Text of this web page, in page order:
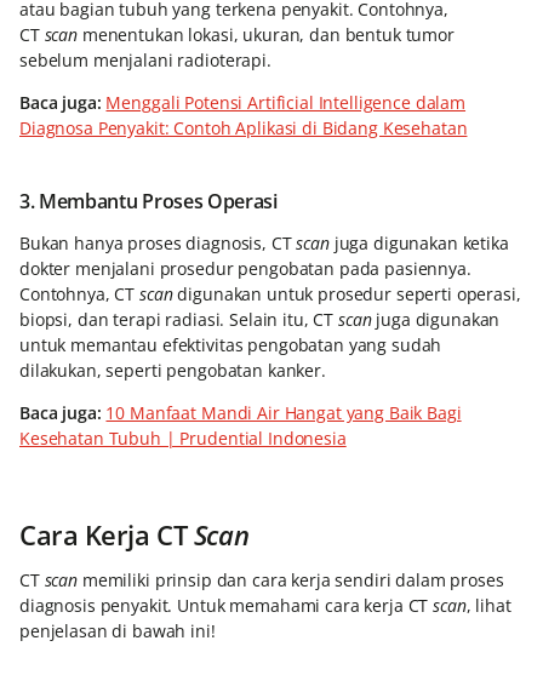
atau bagian tubuh yang terkena penyakit. Contohnya,
CT scan menentukan lokasi, ukuran, dan bentuk tumor
sebelum menjalani radioterapi.
Baca juga: Menggali Potensi Artificial Intelligence dalam
Diagnosa Penyakit: Contoh Aplikasi di Bidang Kesehatan
3. Membantu Proses Operasi
Bukan hanya proses diagnosis, CTscan juga digunakan ketika
dokter menjalani prosedur pengobatan pada pasiennya.
Contohnya, CTscandigunakan untuk prosedur seperti operasi,
biopsi, dan terapi radiasi. Selain itu, CT scan juga digunakan
untuk memantau efektivitas pengobatan yang sudah
dilakukan, seperti pengobatan kanker.
Baca juga: 10 Manfaat Mandi Air Hangat yang Baik Bagi
Kesehatan Tubuh | Prudential Indonesia
Cara Kerja CTScan
CT scan memiliki prinsip dan cara kerja sendiri dalam proses
diagnosis penyakit. Untuk memahami cara kerja CTscan, lihat
penjelasan di bawah ini!